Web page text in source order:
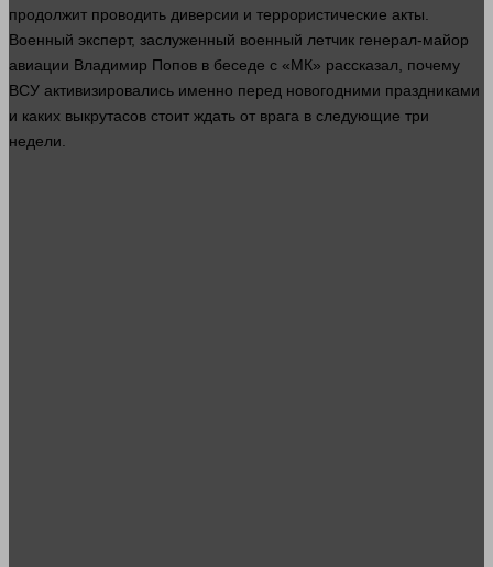
продолжит проводить диверсии и террористические акты.
Военный эксперт, заслуженный военный летчик генерал-майор
авиации Владимир Попов в беседе с «МК» рассказал, почему
ВСУ активизировались именно перед новогодними праздниками
и каких выкрутасов стоит ждать от врага в следующие три
недели.